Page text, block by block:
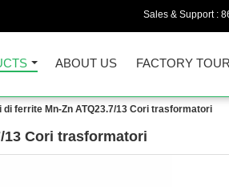
Sales & Support :
ABOUT US FACTORY TOUR
ferrite Mn-Zn ATQ23.7/13 Cori trasformatori
13 Cori trasformatori